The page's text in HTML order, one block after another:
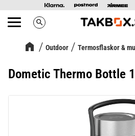
Meny search
Outdoor Termosflaskor &
Dometic Thermo Bottle